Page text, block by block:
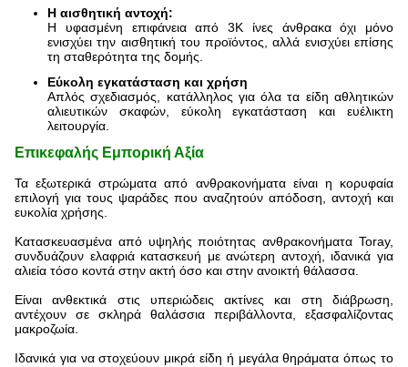
Η αισθητική αντοχή:
Η υφασμένη επιφάνεια από 3K ίνες άνθρακα όχι μόνο
ενισχύει την αισθητική του προϊόντος, αλλά ενισχύει επίσης
τη σταθερότητα της δομής.
Εύκολη εγκατάσταση και χρήση
Απλός σχεδιασμός, κατάλληλος για όλα τα είδη αθλητικών
αλιευτικών σκαφών, εύκολη εγκατάσταση και ευέλικτη
λειτουργία.
Επικεφαλής Εμπορική Αξία
Τα εξωτερικά στρώματα από ανθρακονήματα είναι η κορυφαία
επιλογή για τους ψαράδες που αναζητούν απόδοση, αντοχή και
ευκολία χρήσης.
Κατασκευασμένα από υψηλής ποιότητας ανθρακονήματα Toray,
συνδυάζουν ελαφριά κατασκευή με ανώτερη αντοχή, ιδανικά για
αλιεία τόσο κοντά στην ακτή όσο και στην ανοικτή θάλασσα.
Είναι ανθεκτικά στις υπεριώδεις ακτίνες και στη διάβρωση,
αντέχουν σε σκληρά θαλάσσια περιβάλλοντα, εξασφαλίζοντας
μακροζωία.
Ιδανικά για να στοχεύουν μικρά είδη ή μεγάλα θηράματα όπως το